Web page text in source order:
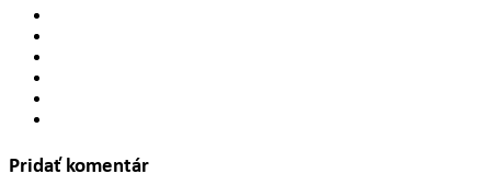
Pridať komentár